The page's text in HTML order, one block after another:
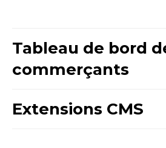
Tableau de bord
commerçants
Extensions CMS